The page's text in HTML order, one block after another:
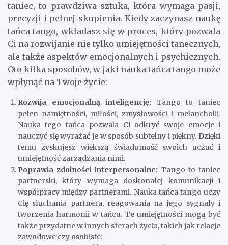
taniec, to prawdziwa sztuka, która wymaga pasji,
precyzji i pełnej skupienia. Kiedy zaczynasz naukę
tańca tango, wkładasz się w proces, który pozwala
Ci na rozwijanie nie tylko umiejętności tanecznych,
ale także aspektów emocjonalnych i psychicznych.
Oto kilka sposobów, w jaki nauka tańca tango może
wpłynąć na Twoje życie:
Rozwija emocjonalną inteligencję: Tango to taniec
pełen namiętności, miłości, zmysłowości i melancholii.
Nauka tego tańca pozwala Ci odkryć swoje emocje i
nauczyć się wyrażać je w sposób subtelny i piękny. Dzięki
temu zyskujesz większą świadomość swoich uczuć i
umiejętność zarządzania nimi.
Poprawia zdolności interpersonalne: Tango to taniec
partnerski, który wymaga doskonałej komunikacji i
współpracy między partnerami. Nauka tańca tango uczy
Cię słuchania partnera, reagowania na jego sygnały i
tworzenia harmonii w tańcu. Te umiejętności mogą być
także przydatne w innych sferach życia, takich jak relacje
zawodowe czy osobiste.